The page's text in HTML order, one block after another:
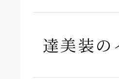
達美装